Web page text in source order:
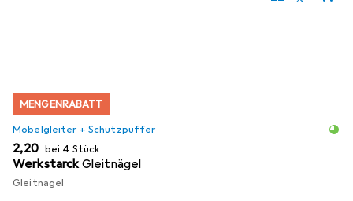
MENGENRABATT
Möbelgleiter + Schutzpuffer
EUR
2,20 bei 4 Stück
WerkstarckGleitnägel
Gleitnagel